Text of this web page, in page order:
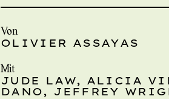
Von
OLIVIER ASSAYAS
Mit
JUDE LAW, ALICIA
DANO, JEFFREY